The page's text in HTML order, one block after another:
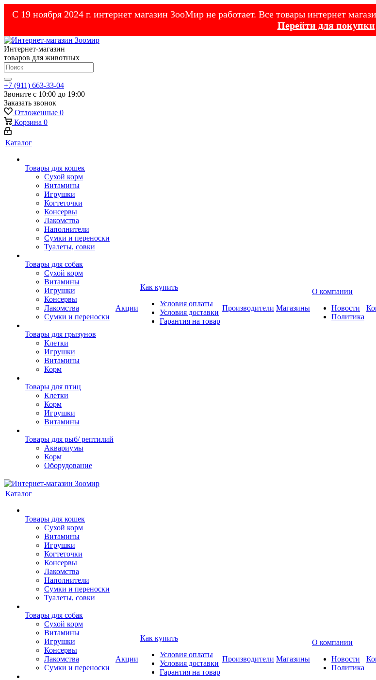
С 19 ноября 2024 г. интернет магазин ЗооМир не работает. Все товары интернет
Перейти для покупки
Интернет-магазин
товаров для животных
+7 (911) 663-33-04
Звоните с 10:00 до 19:00
Заказать звонок
Отложенные 0
Корзина 0
Каталог
Товары для кошек
Cухой корм
Витамины
Игрушки
Когтеточки
Консервы
Лакомства
Наполнители
Сумки и переноски
Туалеты, совки
Товары для собак
Cухой корм
Витамины
Игрушки
Консервы
Лакомства
Сумки и переноски
Товары для грызунов
Клетки
Игрушки
Витамины
Корм
Товары для птиц
Клетки
Корм
Игрушки
Витамины
Товары для рыб/ рептилий
Аквариумы
Корм
Оборудование
Акции
Как купить
Условия оплаты
Условия доставки
Гарантия на товар
Производители Магазины
О компании
Новости
Политика
Каталог
Товары для кошек
Cухой корм
Витамины
Игрушки
Когтеточки
Консервы
Лакомства
Наполнители
Сумки и переноски
Туалеты, совки
Товары для собак
Cухой корм
Витамины
Игрушки
Консервы
Лакомства
Сумки и переноски
Акции
Как купить
Условия оплаты
Условия доставки
Гарантия на товар
Производители Магазины
О компании
Новости
Политика